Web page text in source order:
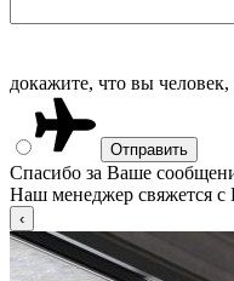
докажите, что вы
Спасибо за Ваше
Наш менеджер свяжется